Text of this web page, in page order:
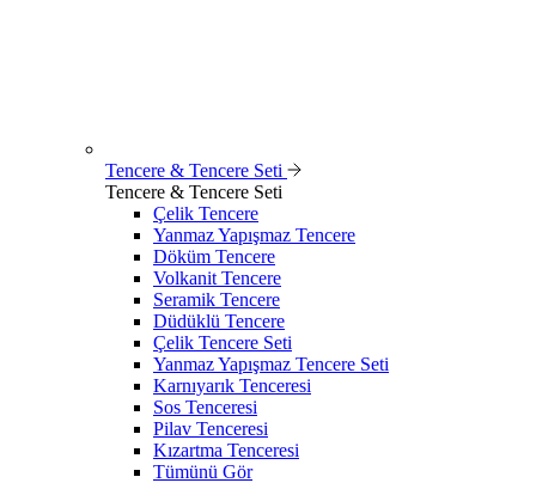
Tencere & Tencere Seti
Tencere & Tencere Seti
Çelik Tencere
Yanmaz Yapışmaz Tencere
Döküm Tencere
Volkanit Tencere
Seramik Tencere
Düdüklü Tencere
Çelik Tencere Seti
Yanmaz Yapışmaz Tencere Seti
Karnıyarık Tenceresi
Sos Tenceresi
Pilav Tenceresi
Kızartma Tenceresi
Tümünü Gör